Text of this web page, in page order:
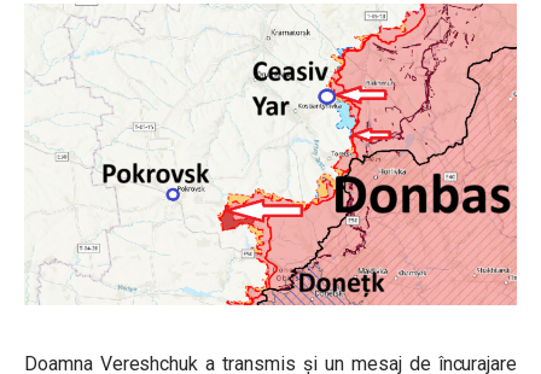
Doamna Vereshchuk a transmis și un mesaj de încurajare